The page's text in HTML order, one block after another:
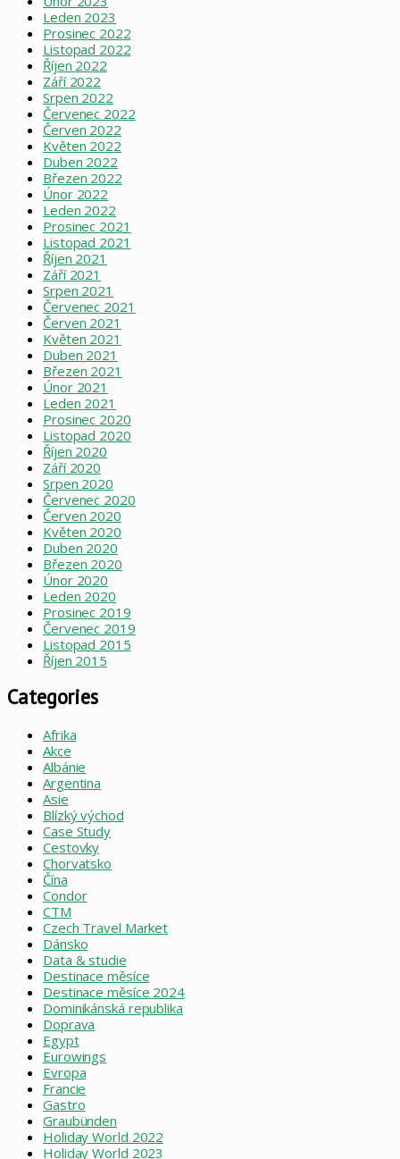
Leden 2023
Prosinec 2022
Listopad 2022
Říjen 2022
Září 2022
Srpen 2022
Červenec 2022
Červen 2022
Květen 2022
Duben 2022
Březen 2022
Únor 2022
Leden 2022
Prosinec 2021
Listopad 2021
Říjen 2021
Září 2021
Srpen 2021
Červenec 2021
Červen 2021
Květen 2021
Duben 2021
Březen 2021
Únor 2021
Leden 2021
Prosinec 2020
Listopad 2020
Říjen 2020
Září 2020
Srpen 2020
Červenec 2020
Červen 2020
Květen 2020
Duben 2020
Březen 2020
Únor 2020
Leden 2020
Prosinec 2019
Červenec 2019
Listopad 2015
Říjen 2015
Categories
Afrika
Akce
Albánie
Argentina
Asie
Blízký východ
Case Study
Cestovky
Chorvatsko
Čína
Condor
CTM
Czech Travel Market
Dánsko
Data & studie
Destinace měsíce
Destinace měsíce 2024
Dominikánská republika
Doprava
Egypt
Eurowings
Evropa
Francie
Gastro
Graubünden
Holiday World 2022
Holiday World 2023